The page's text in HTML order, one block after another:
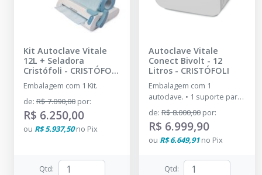
Kit Autoclave Vitale
12L + Seladora
Cristófoli - CRISTÓFOLI
- DENTAL PRIME
Embalagem com 1 Kit.
de: R$ 7.090,00 por:
R$ 6.250,00
ou R$ 5.937,50no Pix
Qtd:
Autoclave Vitale
Conect Bivolt - 12
Litros - CRISTÓFOLI
Embalagem com 1
autoclave. • 1 suporte para
bandejas. • 2 bandejas (12L)
ou 3 bandejas (21L). • 1
copo. • 1 mangueira (1,5 m).
• 1 abraçadeira. • 1 manual
de: R$ 8.000,00 por:
R$ 6.999,90
ou R$ 6.649,91no Pix
Qtd: